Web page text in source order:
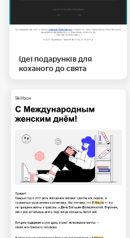
Ідеї подарунків для
коханого до свята